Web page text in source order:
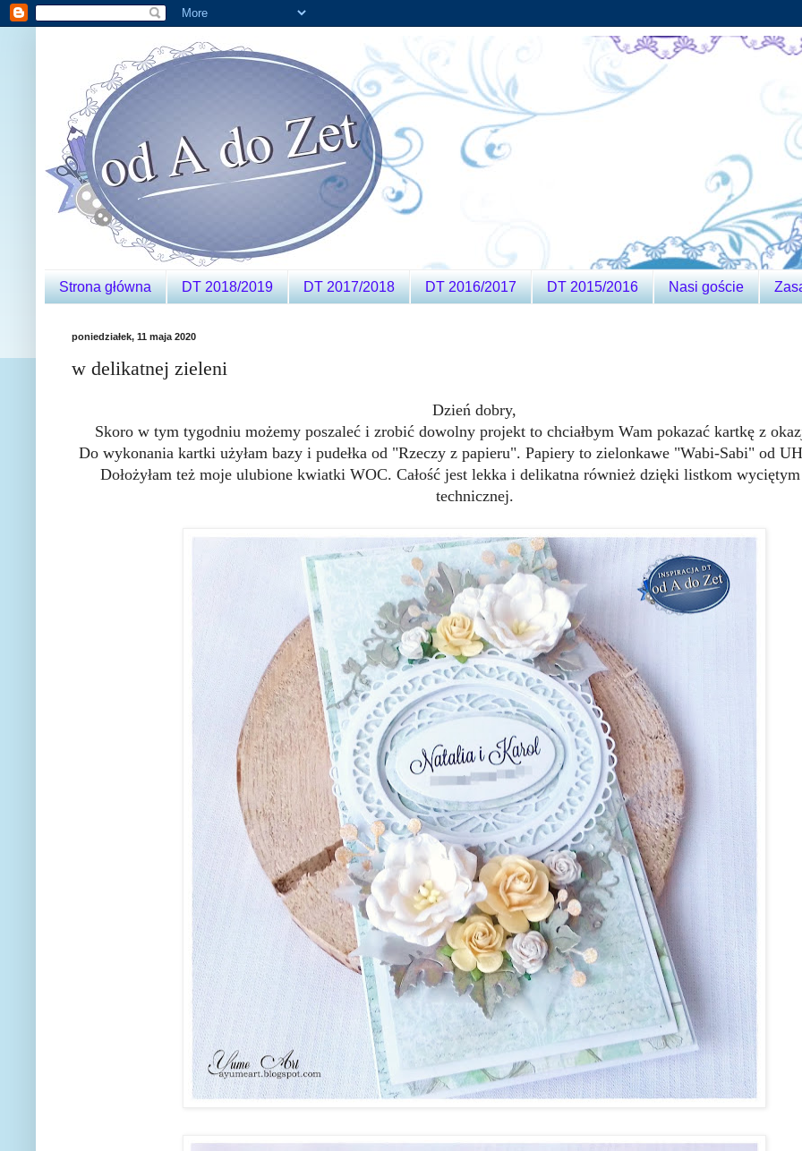
Strona główna DT 2018/2019 DT 2017/2018 DT 2016/2017 DT 2015/2016 Nasi goście
poniedziałek, 11 maja 2020
w delikatnej zieleni
Dzień dobry,
Skoro w tym tygodniu możemy poszaleć i zrobić dowolny projekt to chciałbym Wam pokazać kartkę z
Do wykonania kartki użyłam bazy i pudełka od "Rzeczy z papieru". Papiery to zielonkawe "Wabi-Sabi" od
Dołożyłam też moje ulubione kwiatki WOC. Całość jest lekka i delikatna również dzięki listkom
technicznej.